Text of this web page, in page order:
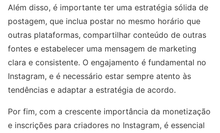
Além disso, é importante ter uma estratégia sólida de
postagem, que inclua postar no mesmo horário que
outras plataformas, compartilhar conteúdo de outras
fontes e estabelecer uma mensagem de marketing
clara e consistente. O engajamento é fundamental no
Instagram, e é necessário estar sempre atento às
tendências e adaptar a estratégia de acordo.
Por fim, com a crescente importância da monetização
e inscrições para criadores no Instagram, é essencial